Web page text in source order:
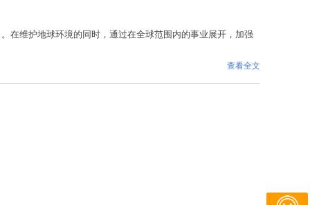
在维护地球环境的同时，通过在全球范围内的事业展开，加强
查看全文